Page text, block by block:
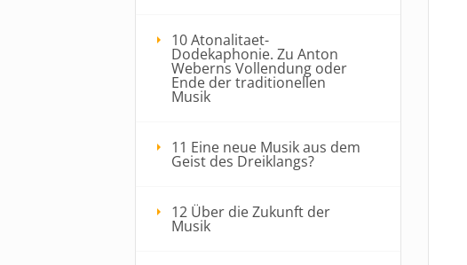
10 Atonalitaet-
Dodekaphonie. Zu Anton
Weberns Vollendung oder
Ende der traditionellen
Musik
11 Eine neue Musik aus dem
Geist des Dreiklangs?
12 Über die Zukunft der
Musik